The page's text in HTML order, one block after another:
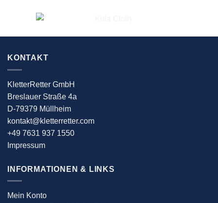
KONTAKT
KletterRetter GmbH
Breslauer Straße 4a
D-79379 Müllheim
kontakt@kletterretter.com
+49 7631 937 1550
Impressum
INFORMATIONEN & LINKS
Mein Konto